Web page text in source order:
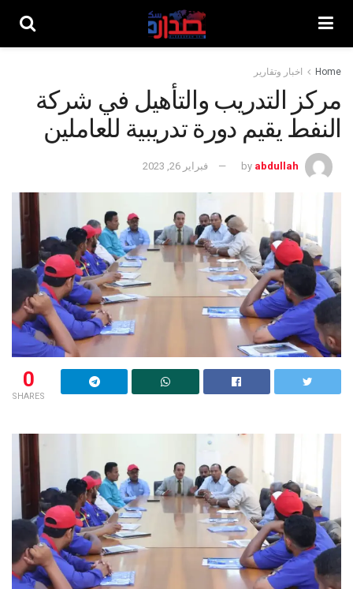
Home اخبار وتقارير
مركز التدريب والتأهيل في شركة
النفط يقيم دورة تدريبية للعاملين
by abdullah فبراير 26, 2023
0
SHARES